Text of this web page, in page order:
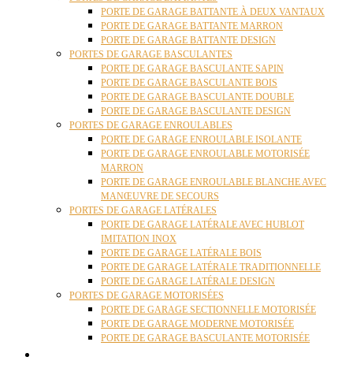
PORTE DE GARAGE BATTANTE À DEUX VANTAUX
PORTE DE GARAGE BATTANTE MARRON
PORTE DE GARAGE BATTANTE DESIGN
PORTES DE GARAGE BASCULANTES
PORTE DE GARAGE BASCULANTE SAPIN
PORTE DE GARAGE BASCULANTE BOIS
PORTE DE GARAGE BASCULANTE DOUBLE
PORTE DE GARAGE BASCULANTE DESIGN
PORTES DE GARAGE ENROULABLES
PORTE DE GARAGE ENROULABLE ISOLANTE
PORTE DE GARAGE ENROULABLE MOTORISÉE
MARRON
PORTE DE GARAGE ENROULABLE BLANCHE AVEC
MANŒUVRE DE SECOURS
PORTES DE GARAGE LATÉRALES
PORTE DE GARAGE LATÉRALE AVEC HUBLOT
IMITATION INOX
PORTE DE GARAGE LATÉRALE BOIS
PORTE DE GARAGE LATÉRALE TRADITIONNELLE
PORTE DE GARAGE LATÉRALE DESIGN
PORTES DE GARAGE MOTORISÉES
PORTE DE GARAGE SECTIONNELLE MOTORISÉE
PORTE DE GARAGE MODERNE MOTORISÉE
PORTE DE GARAGE BASCULANTE MOTORISÉE